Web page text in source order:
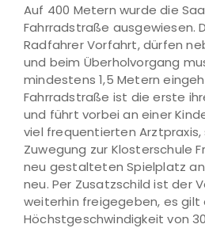
Auf 400 Metern wurde die
Fahrradstraße ausgewiesen.
Radfahrer Vorfahrt, dürfen
und beim Überholvorgang
mindestens 1,5 Metern
Fahrradstraße ist die erste
und führt vorbei an einer
viel frequentierten Arztpraxis,
Zuwegung zur Klosterschule
neu gestalteten Spielplatz an
neu. Per Zusatzschild ist der
weiterhin freigegeben, es gilt
Höchstgeschwindigkeit von